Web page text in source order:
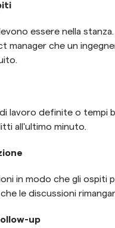
essere nella
che un
lavoro definite o tempi
all'ultimo minuto.
in modo che gli ospiti
le discussioni
up